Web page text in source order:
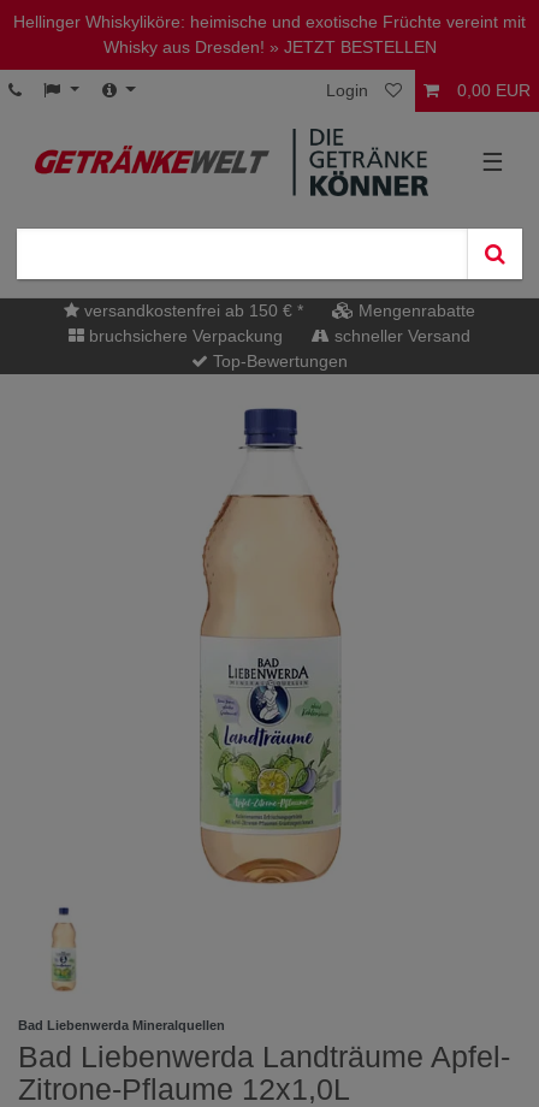
Hellinger Whiskyliköre: heimische und exotische Früchte vereint mit
Whisky aus Dresden! » JETZT BESTELLEN
Login 0,00 EUR
☰
versandkostenfrei ab 150 € *
Mengenrabatte
bruchsichere Verpackung
schneller Versand
Top-Bewertungen
Bad Liebenwerda Mineralquellen
Bad Liebenwerda Landträume Apfel-
Zitrone-Pflaume 12x1,0L